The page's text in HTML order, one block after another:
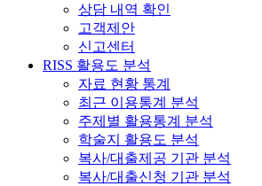
상담 내역 확인
고객제안
신고센터
RISS 활용도 분석
자료 현황 통계
최근 이용통계 분석
주제별 활용통계 분석
학술지 활용도 분석
복사/대출제공 기관 분석
복사/대출신청 기관 분석